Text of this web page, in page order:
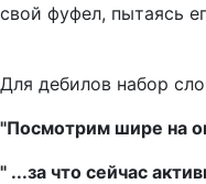
свой фуфел, пытаясь
Для дебилов набор
"Посмотрим шире на
" ...за что сейчас